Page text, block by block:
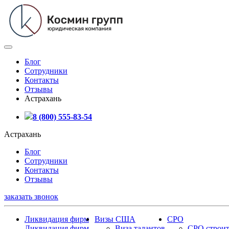
Блог
Сотрудники
Контакты
Отзывы
Астрахань
8 (800) 555-83-54
Астрахань
Блог
Сотрудники
Контакты
Отзывы
заказать звонок
Ликвидация фирм
Визы США
СРО